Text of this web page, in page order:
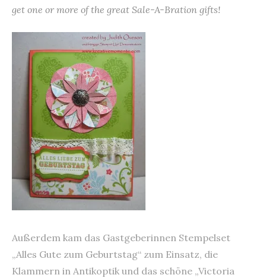
get one or more of the great Sale-A-Bration gifts!
Außerdem kam das Gastgeberinnen Stempelset
„Alles Gute zum Geburtstag“ zum Einsatz, die
Klammern in Antikoptik und das schöne „Victoria